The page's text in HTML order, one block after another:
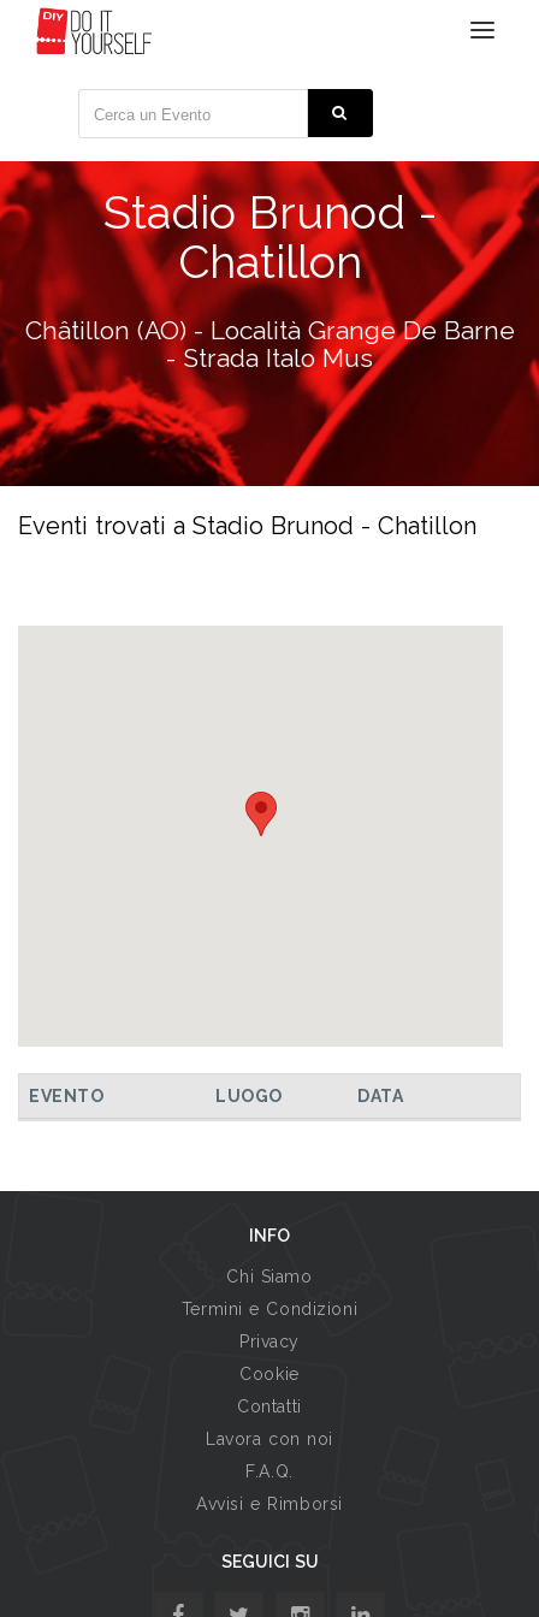
Toggle
Stadio Brunod -
Chatillon
Châtillon (AO) - Località Grange De Barne
- Strada Italo Mus
Eventi trovati a Stadio Brunod - Chatillon
EVENTO LUOGO DATA
INFO
Chi Siamo
Termini e Condizioni
Privacy
Cookie
Contatti
Lavora con noi
F.A.Q.
Avvisi e Rimborsi
SEGUICI SU